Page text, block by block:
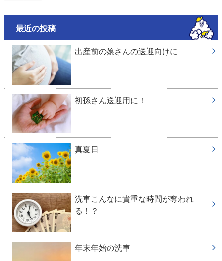
最近の投稿
出産前の娘さんの送迎向けに
初孫さん送迎用に！
真夏日
洗車こんなに貴重な時間が奪われ
る！？
年末年始の洗車